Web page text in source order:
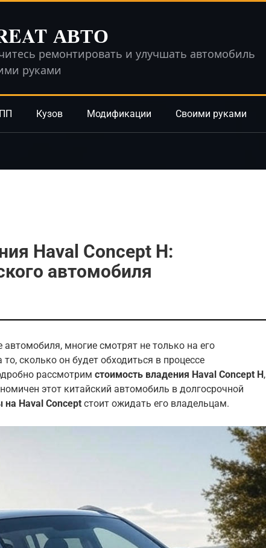
АВТО
ремонтировать и улучшать автомобиль
руками
Кузов Модификации Своими руками
Haval Concept H:
автомобиля
автомобиля, многие смотрят не только на его
сколько он будет обходиться в процессе
рассмотрим стоимость владения Haval Concept H,
этот китайский автомобиль в долгосрочной
на Haval Concept стоит ожидать его владельцам.